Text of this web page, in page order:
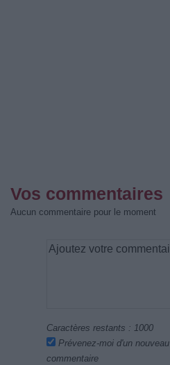
Vos commentaires
Aucun commentaire pour le moment
Caractères restants : 1000
Prévenez-moi d'un nouveau
commentaire